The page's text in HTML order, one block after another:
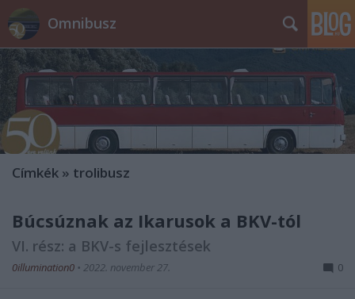
Omnibusz
Címkék » trolibusz
Búcsúznak az Ikarusok a BKV-tól
VI. rész: a BKV-s fejlesztések
0illumination0 • 2022. november 27. 0